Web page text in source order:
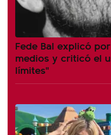
Fede Bal explicó
medios y criticó el
límites"